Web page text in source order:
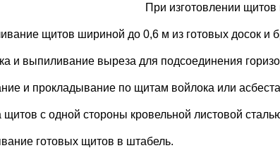
При изготовлении
щитов шириной до 0,6 м из готовых досок и
и выпиливание выреза для подсоединения
и прокладывание по щитам войлока или
с одной стороны кровельной листовой
готовых щитов в штабель.